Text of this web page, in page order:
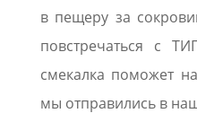
в пещеру за
повстречаться с
смекалка поможет
мы отправились в